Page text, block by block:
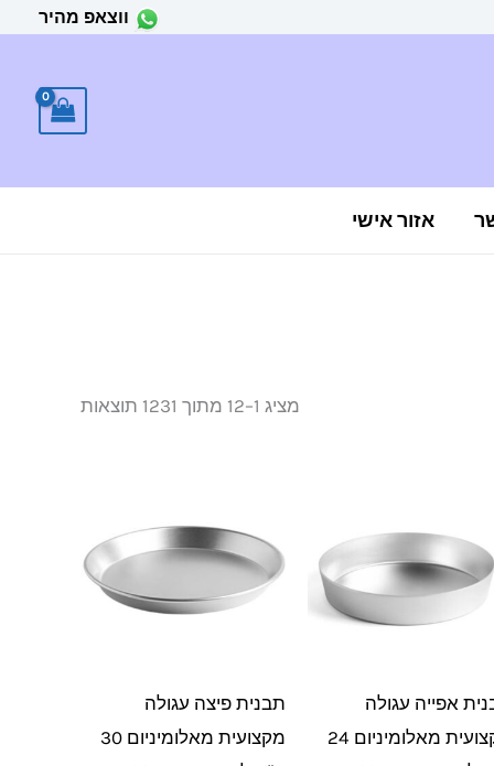
ווצאפ מהיר
אזור אישי
מציג 1–12 מתוך 1231 תוצאות
ביותר
אפייה עגולה
מקצועית מאלומיניום 24
תבנית פיצה עגולה
מקצועית מאלומיניום 30